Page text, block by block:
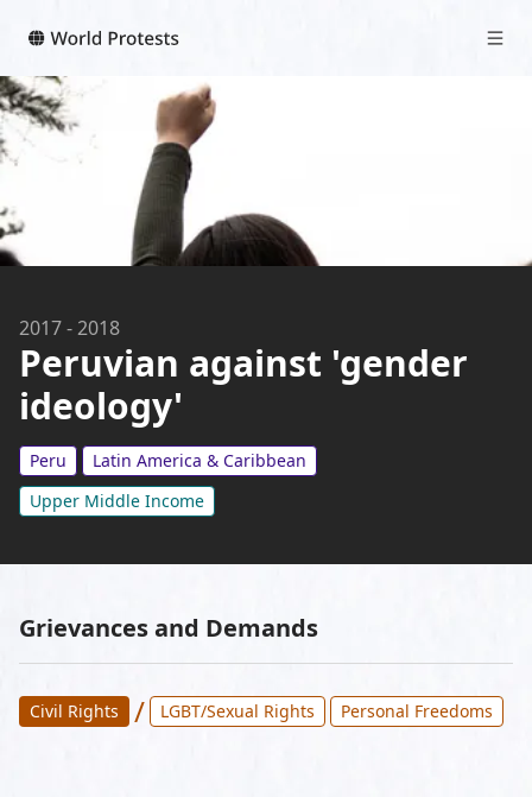
2017-2018
Peruvian against 'gender
ideology'
Peru
Latin America & Caribbean
Upper Middle Income
Grievances and Demands
Civil Rights / LGBT/Sexual Rights Personal Freedoms